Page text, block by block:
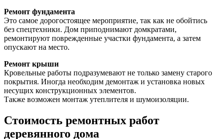
Ремонт фундамента
Это самое дорогостоящее мероприятие, так как не обойтись
без спецтехники. Дом приподнимают домкратами,
ремонтируют поврежденные участки фундамента, а затем
опускают на место.
Ремонт крыши
Кровельные работы подразумевают не только замену старого
покрытия. Иногда необходим демонтаж и установка новых
несущих конструкционных элементов.
Также возможен монтаж утеплителя и шумоизоляции.
Стоимость ремонтных работ
деревянного дома